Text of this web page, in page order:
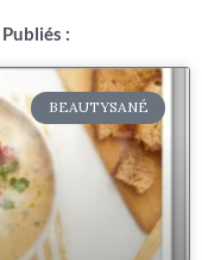
:
BEAUTYSANÉ